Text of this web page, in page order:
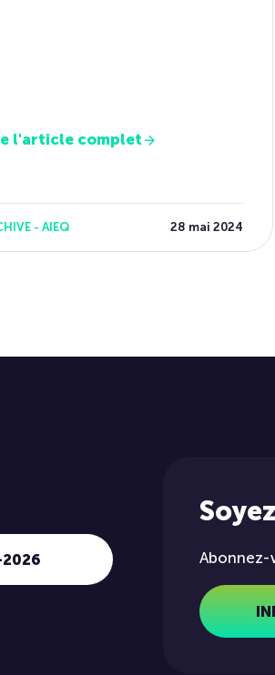
l'article complet
- AIEQ 28 mai 2024
2026